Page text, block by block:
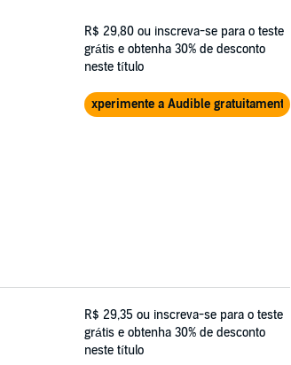
R$ 29,80 ou inscreva-se para o teste
grátis e obtenha 30% de desconto
neste título
Experimente a Audible gratuitamente
R$ 29,35 ou inscreva-se para o teste
grátis e obtenha 30% de desconto
neste título